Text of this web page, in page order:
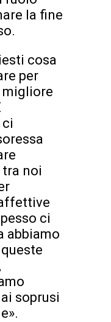
la fine
cosa
per
migliore
noi
ci
abbiamo
soprusi